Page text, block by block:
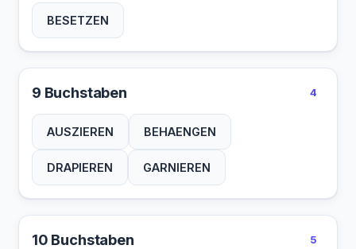
BESETZEN
9 Buchstaben 4
AUSZIEREN BEHAENGEN
DRAPIEREN GARNIEREN
10 Buchstaben 5